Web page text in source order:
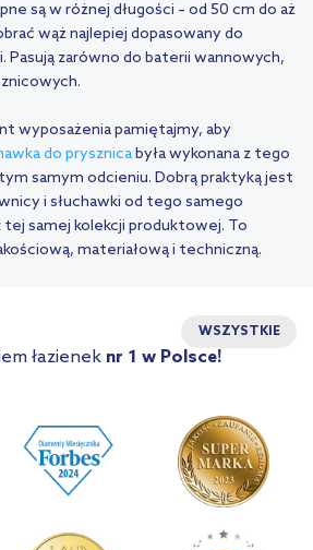
są w różnej długości – od 50 cm do aż
wąż najlepiej dopasowany do
Pasują zarówno do baterii wannowych,
wyposażenia pamiętajmy, aby
do prysznicabyła wykonana z tego
samym odcieniu. Dobrą praktyką jest
i słuchawki od tego samego
samej kolekcji produktowej. To
materiałową i techniczną.
WSZYSTKIE
łazienek nr 1 w Polsce!